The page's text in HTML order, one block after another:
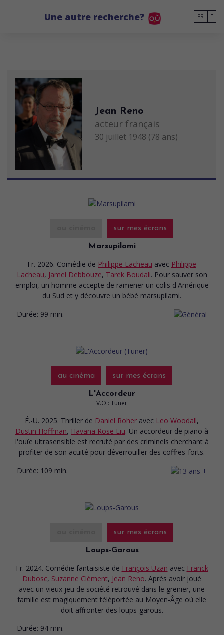
Une autre recherche? FR
Jean Reno
acteur français
30 juillet 1948 (78 ans)
sur mes écrans
Marsupilami
Fr. 2026. Comédie de Philippe Lacheau avec Philippe
Lacheau, Jamel Debbouze, Tarek Boudali. Pour sauver son
emploi, un homme accepte de ramener un colis d'Amérique
du Sud et y découvre un bébé marsupilami.
Durée: 99 min.
au cinéma sur mes écrans
L'Accordeur
V.O.: Tuner
É.-U. 2025. Thriller de Daniel Roher avec Leo Woodall,
Dustin Hoffman, Havana Rose Liu. Un accordeur de piano à
l'ouïe ultrasensible est recruté par des criminels cherchant à
profiter de son acuité pour déverrouiller des coffres-forts.
Durée: 109 min.
sur mes écrans
Loups-Garous
Fr. 2024. Comédie fantaisiste de François Uzan avec Franck
Dubosc, Suzanne Clément, Jean Reno. Après avoir joué
avec un vieux jeu de société retrouvé dans le grenier, une
famille est magiquement téléportée au Moyen-Âge où elle
doit affronter des loups-garous.
Durée: 94 min.